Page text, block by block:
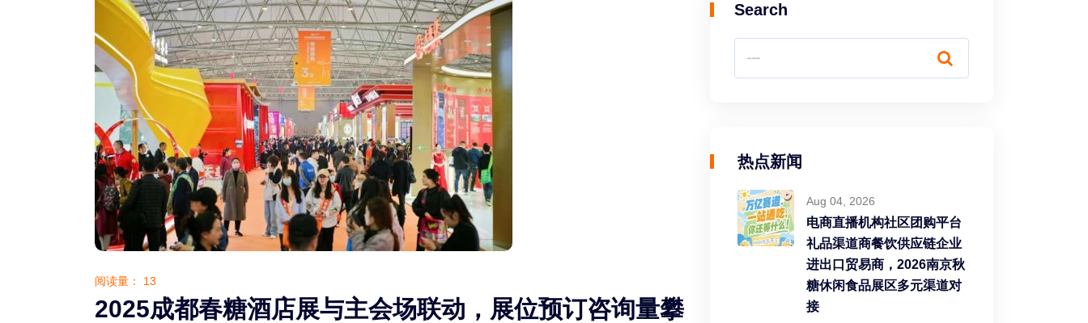
阅读量： 13
2025成都春糖酒店展与主会场联动，展位预订咨询量攀
Search
热点新闻
Aug 04, 2026
电商直播机构社区团购平台
礼品渠道商餐饮供应链企业
进出口贸易商，2026南京秋
糖休闲食品展区多元渠道对
接